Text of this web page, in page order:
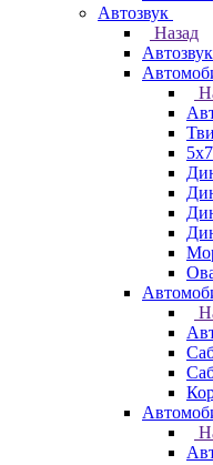
Автозвук
Назад
Автозвук